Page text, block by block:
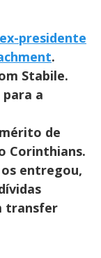
ex-presidente
.
Stabile.
a
de
Corinthians.
entregou,
transfer